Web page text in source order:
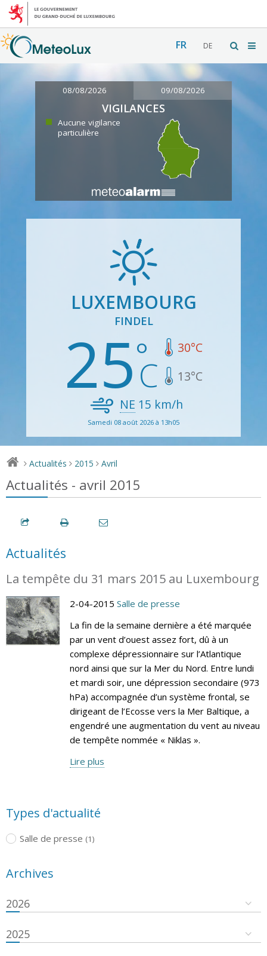
FR DE
08/08/2026 09/08/2026
VIGILANCES
Aucune vigilance
particulière
LUXEMBOURG
FINDEL
25 30°C
13°C
NE 15 km/h
Samedi 08 août 2026 à 13h05
> Actualités > 2015 > Avril
Actualités - avril 2015
Actualités
La tempête du 31 mars 2015 au Luxembourg
2-04-2015 Salle de presse
La fin de la semaine dernière a été marquée
par un vent d’ouest assez fort, dû à un
complexe dépressionnaire sur l’Atlantique
nord ainsi que sur la Mer du Nord. Entre lundi
et mardi soir, une dépression secondaire (973
hPa) accompagnée d’un système frontal, se
dirigeant de l’Ecosse vers la Mer Baltique, a
engendré une augmentation du vent au niveau
de tempête nommée « Niklas ».
Lire plus
Types d'actualité
Salle de presse (1)
Archives
2026
2025